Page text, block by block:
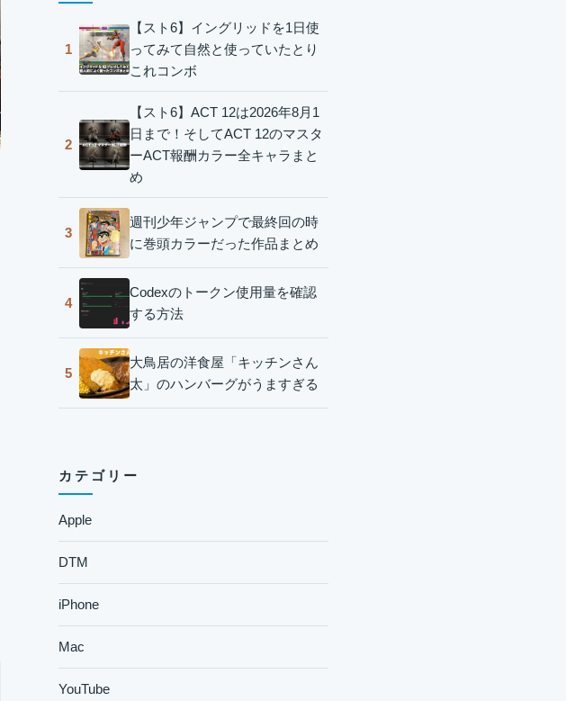
1
【スト6】イングリッドを1日使
ってみて自然と使っていたとり
これコンボ
2
【スト6】ACT 12は2026年8月1
日まで！そしてACT 12のマスタ
ーACT報酬カラー全キャラまと
め
3
週刊少年ジャンプで最終回の時
に巻頭カラーだった作品まとめ
4
Codexのトークン使用量を確認
する方法
5
大鳥居の洋食屋「キッチンさん
太」のハンバーグがうますぎる
カテゴリー
Apple
DTM
iPhone
Mac
YouTube